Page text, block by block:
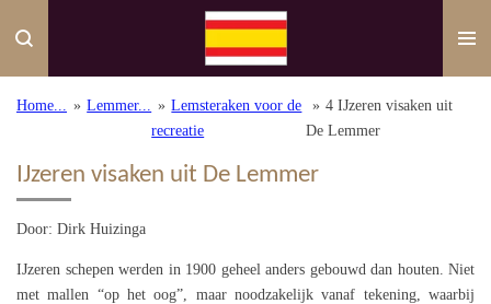
direct
de
Home... » Lemmer... » Lemsteraken voor de
recreatie
» 4 IJzeren visaken uit
De Lemmer
IJzeren visaken uit De Lemmer
Door: Dirk Huizinga
IJzeren schepen werden in 1900 geheel anders gebouwd dan houten. Niet
met mallen “op het oog”, maar noodzakelijk vanaf tekening, waarbij